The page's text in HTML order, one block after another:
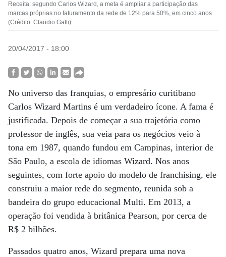
Receita: segundo Carlos Wizard, a meta é ampliar a participação das
marcas próprias no faturamento da rede de 12% para 50%, em cinco anos
(Crédito: Claudio Gatti)
20/04/2017 - 18:00
No universo das franquias, o empresário curitibano
Carlos Wizard Martins é um verdadeiro ícone. A fama é
justificada. Depois de começar a sua trajetória como
professor de inglês, sua veia para os negócios veio à
tona em 1987, quando fundou em Campinas, interior de
São Paulo, a escola de idiomas Wizard. Nos anos
seguintes, com forte apoio do modelo de franchising, ele
construiu a maior rede do segmento, reunida sob a
bandeira do grupo educacional Multi. Em 2013, a
operação foi vendida à britânica Pearson, por cerca de
R$ 2 bilhões.
Passados quatro anos, Wizard prepara uma nova